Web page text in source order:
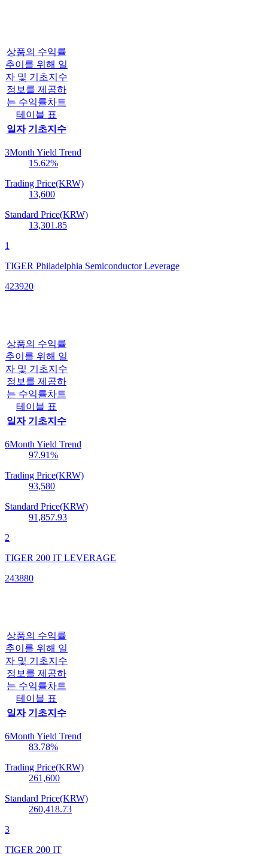
상품의 수익률
추이를 위해 일
자 및 기초지수
정보를 제공하
는 수익률차트
테이블 표
일자 기초지수
3Month Yield Trend
15.62%
Trading Price(KRW)
13,600
Standard Price(KRW)
13,301.85
1
TIGER Philadelphia Semiconductor Leverage
423920
상품의 수익률
추이를 위해 일
자 및 기초지수
정보를 제공하
는 수익률차트
테이블 표
일자 기초지수
6Month Yield Trend
97.91%
Trading Price(KRW)
93,580
Standard Price(KRW)
91,857.93
2
TIGER 200 IT LEVERAGE
243880
상품의 수익률
추이를 위해 일
자 및 기초지수
정보를 제공하
는 수익률차트
테이블 표
일자 기초지수
6Month Yield Trend
83.78%
Trading Price(KRW)
261,600
Standard Price(KRW)
260,418.73
3
TIGER 200 IT